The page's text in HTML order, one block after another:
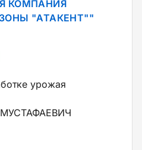
КОМПАНИЯ
"АТАКЕНТ""
урожая